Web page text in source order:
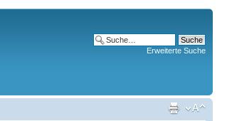
Erweiterte Suche